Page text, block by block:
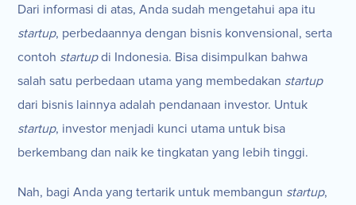
Dari informasi di atas, Anda sudah mengetahui apa itu
startup, perbedaannya dengan bisnis konvensional, serta
contoh startupdi Indonesia. Bisa disimpulkan bahwa
salah satu perbedaan utama yang membedakan startup
dari bisnis lainnya adalah pendanaan investor. Untuk
startup, investor menjadi kunci utama untuk bisa
berkembang dan naik ke tingkatan yang lebih tinggi.
Nah, bagi Anda yang tertarik untuk membangun startup,